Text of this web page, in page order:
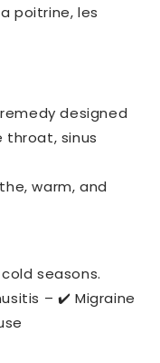
poitrine, les
designed
throat, sinus
warm, and
seasons.
– ✔️ Migraine